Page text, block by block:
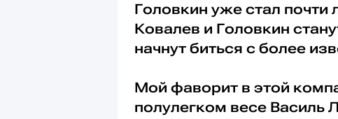
Головкин уже стал
Ковалев и Головкин
начнут биться с более
Мой фаворит в этой
полулегком весе Василь